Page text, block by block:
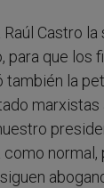
Castro
para que
la